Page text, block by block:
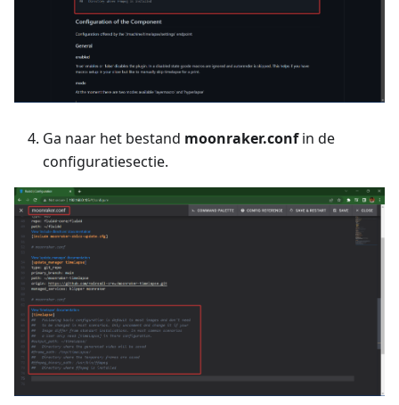
Ga naar het bestand moonraker.confin de
configuratiesectie.